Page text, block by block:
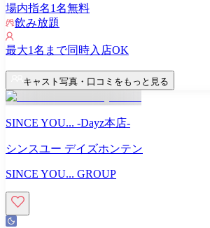
場内指名1名無料
飲み放題
最大1名まで同時入店OK
キャスト写真・口コミをもっと見る
SINCE YOU... -Dayz本店-
シンスユー デイズホンテン
SINCE YOU... GROUP